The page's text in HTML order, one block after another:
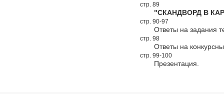
стр. 89
"СКАНДВОРД В
стр. 90-97
Ответы на задания
стр. 98
Ответы на
стр. 99-100
Презентация.